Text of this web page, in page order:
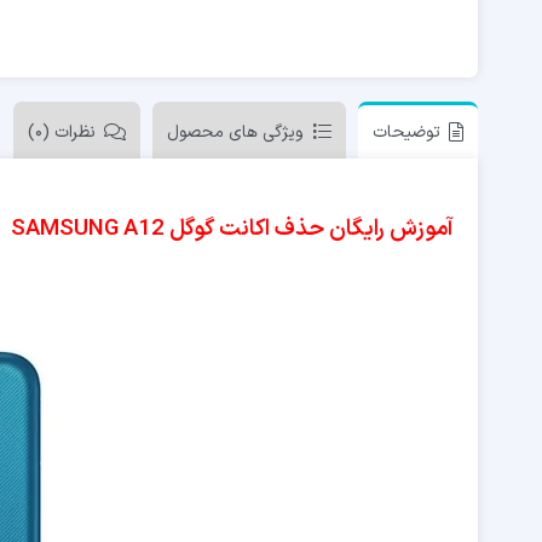
توضیحات ویژگی های محصول نظرات (0)
آموزش رایگان حذف اکانت گوگل SAMSUNG A12